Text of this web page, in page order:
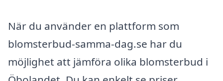
När du använder en plattform som
blomsterbud-samma-dag.se har du
möjlighet att jämföra olika blomsterbud i